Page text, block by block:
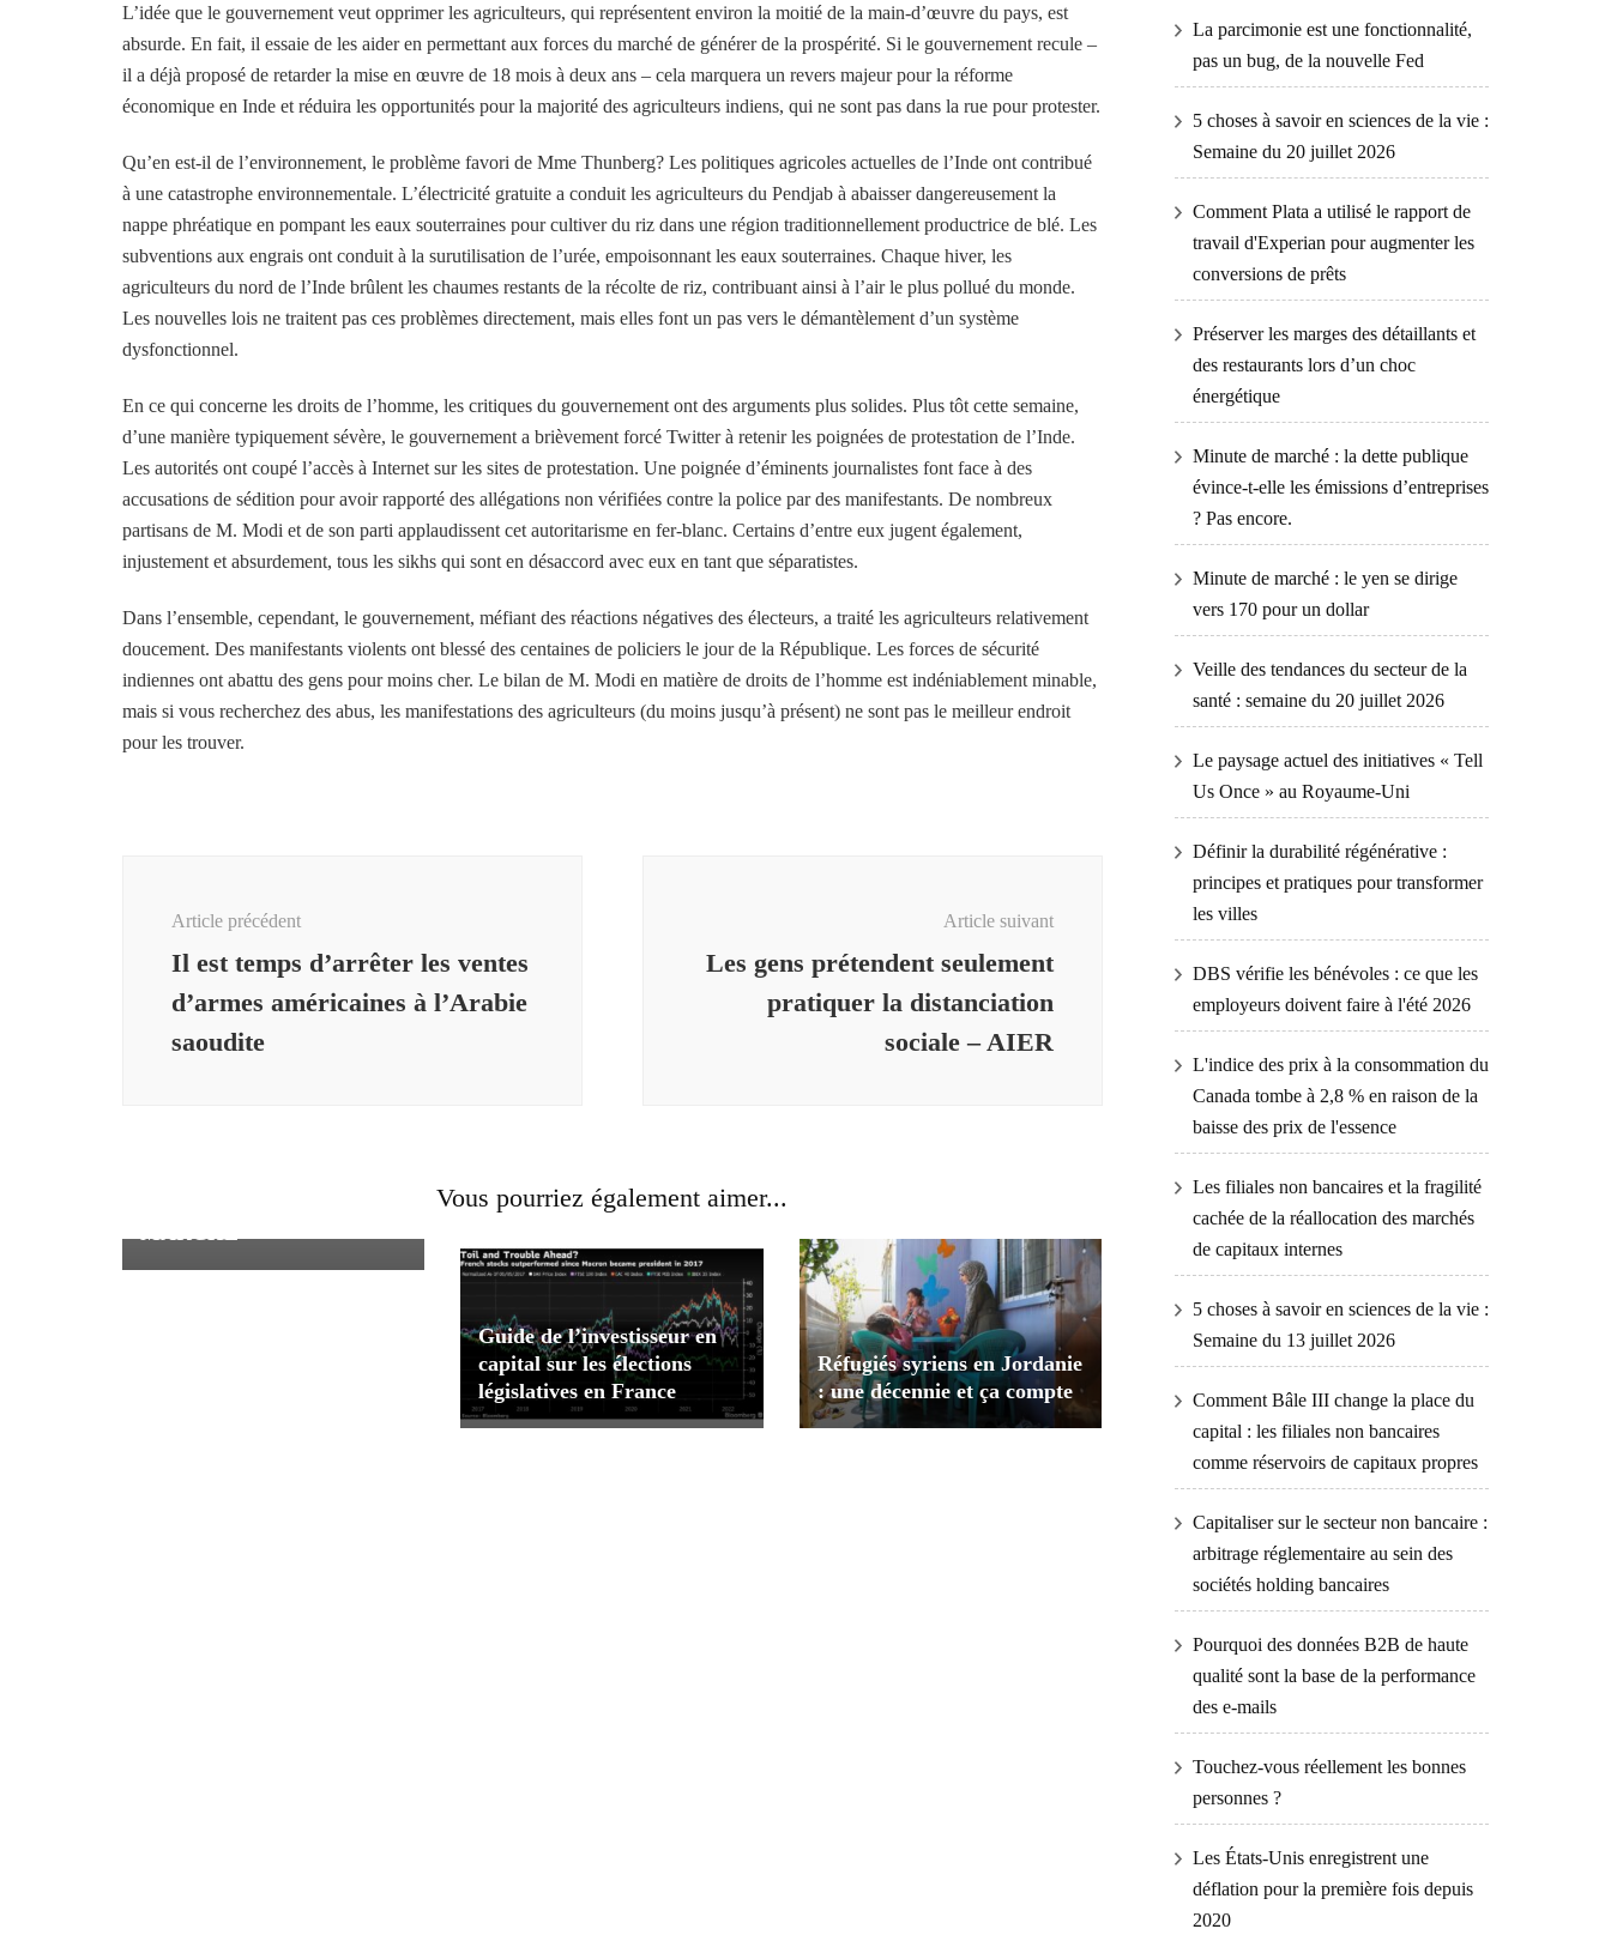
L’idée que le gouvernement veut opprimer les agriculteurs, qui représentent environ la moitié de la main-d’œuvre du pays, est
absurde. En fait, il essaie de les aider en permettant aux forces du marché de générer de la prospérité. Si le gouvernement recule –
il a déjà proposé de retarder la mise en œuvre de 18 mois à deux ans – cela marquera un revers majeur pour la réforme
économique en Inde et réduira les opportunités pour la majorité des agriculteurs indiens, qui ne sont pas dans la rue pour protester.
Qu’en est-il de l’environnement, le problème favori de Mme Thunberg? Les politiques agricoles actuelles de l’Inde ont contribué
à une catastrophe environnementale. L’électricité gratuite a conduit les agriculteurs du Pendjab à abaisser dangereusement la
nappe phréatique en pompant les eaux souterraines pour cultiver du riz dans une région traditionnellement productrice de blé. Les
subventions aux engrais ont conduit à la surutilisation de l’urée, empoisonnant les eaux souterraines. Chaque hiver, les
agriculteurs du nord de l’Inde brûlent les chaumes restants de la récolte de riz, contribuant ainsi à l’air le plus pollué du monde.
Les nouvelles lois ne traitent pas ces problèmes directement, mais elles font un pas vers le démantèlement d’un système
dysfonctionnel.
En ce qui concerne les droits de l’homme, les critiques du gouvernement ont des arguments plus solides. Plus tôt cette semaine,
d’une manière typiquement sévère, le gouvernement a brièvement forcé Twitter à retenir les poignées de protestation de l’Inde.
Les autorités ont coupé l’accès à Internet sur les sites de protestation. Une poignée d’éminents journalistes font face à des
accusations de sédition pour avoir rapporté des allégations non vérifiées contre la police par des manifestants. De nombreux
partisans de M. Modi et de son parti applaudissent cet autoritarisme en fer-blanc. Certains d’entre eux jugent également,
injustement et absurdement, tous les sikhs qui sont en désaccord avec eux en tant que séparatistes.
Dans l’ensemble, cependant, le gouvernement, méfiant des réactions négatives des électeurs, a traité les agriculteurs relativement
doucement. Des manifestants violents ont blessé des centaines de policiers le jour de la République. Les forces de sécurité
indiennes ont abattu des gens pour moins cher. Le bilan de M. Modi en matière de droits de l’homme est indéniablement minable,
mais si vous recherchez des abus, les manifestations des agriculteurs (du moins jusqu’à présent) ne sont pas le meilleur endroit
pour les trouver.
Article précédent
Il est temps d’arrêter les ventes
d’armes américaines à l’Arabie
saoudite
Article suivant
Les gens prétendent seulement
pratiquer la distanciation
sociale – AIER
Vous pourriez également aimer...
MARCHÉ
Guide de l’investisseur en
capital sur les élections
législatives en France
Réfugiés syriens en Jordanie
: une décennie et ça compte
La parcimonie est une fonctionnalité,
pas un bug, de la nouvelle Fed
5 choses à savoir en sciences de la vie :
Semaine du 20 juillet 2026
Comment Plata a utilisé le rapport de
travail d'Experian pour augmenter les
conversions de prêts
Préserver les marges des détaillants et
des restaurants lors d’un choc
énergétique
Minute de marché : la dette publique
évince-t-elle les émissions d’entreprises
? Pas encore.
Minute de marché : le yen se dirige
vers 170 pour un dollar
Veille des tendances du secteur de la
santé : semaine du 20 juillet 2026
Le paysage actuel des initiatives « Tell
Us Once » au Royaume-Uni
Définir la durabilité régénérative :
principes et pratiques pour transformer
les villes
DBS vérifie les bénévoles : ce que les
employeurs doivent faire à l'été 2026
L'indice des prix à la consommation du
Canada tombe à 2,8 % en raison de la
baisse des prix de l'essence
Les filiales non bancaires et la fragilité
cachée de la réallocation des marchés
de capitaux internes
5 choses à savoir en sciences de la vie :
Semaine du 13 juillet 2026
Comment Bâle III change la place du
capital : les filiales non bancaires
comme réservoirs de capitaux propres
Capitaliser sur le secteur non bancaire :
arbitrage réglementaire au sein des
sociétés holding bancaires
Pourquoi des données B2B de haute
qualité sont la base de la performance
des e-mails
Touchez-vous réellement les bonnes
personnes ?
Les États-Unis enregistrent une
déflation pour la première fois depuis
2020